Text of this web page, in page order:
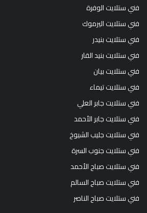
فني ستلايت الوفرة
فني ستلايت اليرموك
فني ستلايت بنيدر
فني ستلايت بنيد القار
فني ستلايت بيان
فني ستلايت تيماء
فني ستلايت جابر العلي
فني ستلايت جابر الأحمد
فني ستلايت جليب الشيوخ
فني ستلايت جنوب السرة
فني ستلايت صباح الأحمد
فني ستلايت صباح السالم
فني ستلايت صباح الناصر